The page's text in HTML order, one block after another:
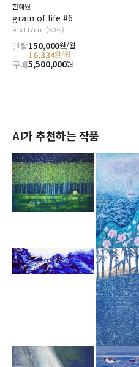
한혜원
grain of life #6
91x117cm (50호)
렌탈150,000원/월
16,334원/월
구매5,500,000원
AI가 추천하는 작품